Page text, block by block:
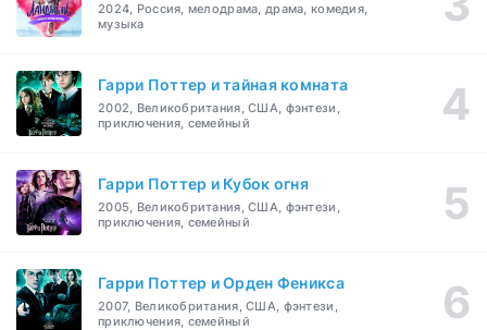
2024, Россия, мелодрама, драма, комедия,
музыка
Гарри Поттер и тайная комната
2002, Великобритания, США, фэнтези,
приключения, семейный
Гарри Поттер и Кубок огня
2005, Великобритания, США, фэнтези,
приключения, семейный
Гарри Поттер и Орден Феникса
2007, Великобритания, США, фэнтези,
приключения, семейный